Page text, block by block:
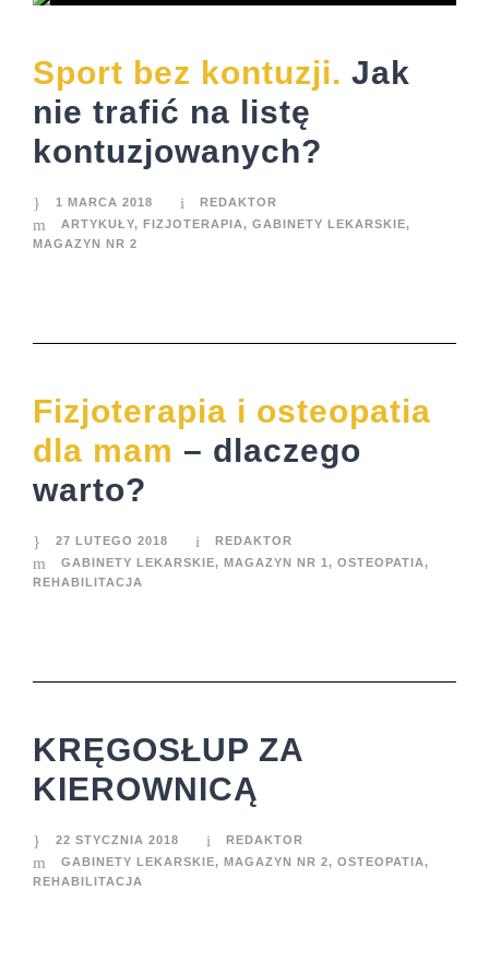
Sport bez kontuzji. Jak
nie trafić na listę
kontuzjowanych?
1 MARCA 2018
REDAKTOR
ARTYKUŁY, FIZJOTERAPIA, GABINETY LEKARSKIE,
MAGAZYN NR 2
Fizjoterapia i osteopatia
dla mam – dlaczego
warto?
27 LUTEGO 2018
REDAKTOR
GABINETY LEKARSKIE, MAGAZYN NR 1 , OSTEOPATIA,
REHABILITACJA
KRĘGOSŁUP ZA
KIEROWNICĄ
22 STYCZNIA 2018
REDAKTOR
GABINETY LEKARSKIE, MAGAZYN NR 2, OSTEOPATIA,
REHABILITACJA